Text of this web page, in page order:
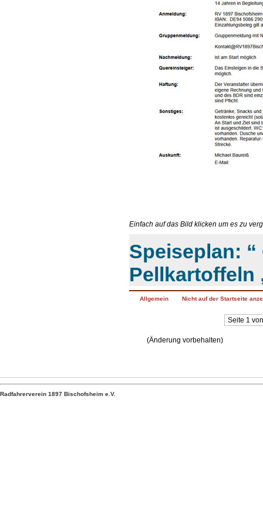
Einfach auf das Bild klicken um es zu
Speiseplan:
Pellkartoffeln
Allgemein Nicht auf der Startseite
(Änderung vorbehalten)
Seite 1
Radfahrerverein 1897 Bischofsheim e.V.